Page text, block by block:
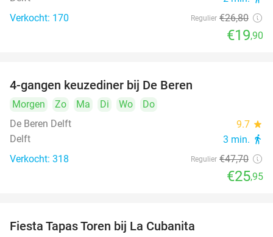
Verkocht: 170 Regulier €26,80
€19,90
4-gangen keuzediner bij De Beren
Morgen Zo Ma Di Wo
Do
De Beren Delft
9.7 star
Delft 3 min. directions_walk
Verkocht: 318 Regulier €47,70
€25,95
Fiesta Tapas Toren bij La Cubanita